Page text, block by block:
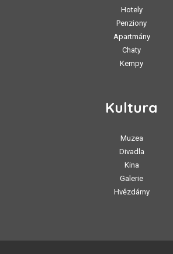
Hotely
Penziony
Apartmány
Chaty
Kempy
Kultura
Muzea
Divadla
Kina
Galerie
Hvězdárny